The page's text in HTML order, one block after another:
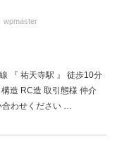
wpmaster
『 祐天寺駅 』 徒歩10分
造 RC造 取引態様 仲介
合わせください …